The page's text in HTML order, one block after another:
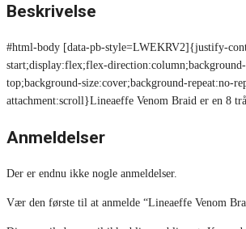
Beskrivelse
#html-body [data-pb-style=LWEKRV2]{justify-
start;display:flex;flex-
top;background-size:cover;background-repeat:no-
attachment:scroll}Lineaeffe Venom Braid er en 8
Anmeldelser
Der er endnu ikke nogle anmeldelser.
Vær den første til at anmelde “Lineaeffe Venom